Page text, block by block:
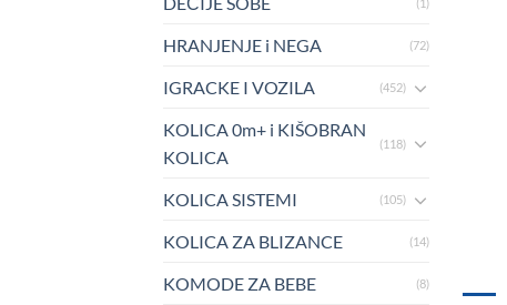
(1)
HRANJENJE i NEGA (72)
IGRACKE I VOZILA (452)
KOLICA 0m+ i KIŠOBRAN
KOLICA
(118)
KOLICA SISTEMI (105)
KOLICA ZA BLIZANCE (14)
KOMODE ZA BEBE (8)